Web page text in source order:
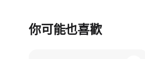
你可能也喜歡